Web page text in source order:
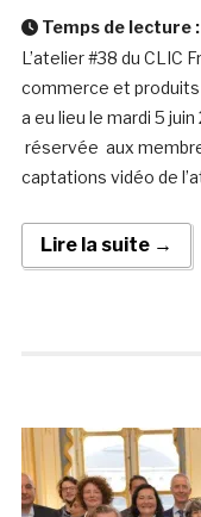
Temps de lecture :
L’atelier #38 du CLIC
commerce et
a eu lieu le mardi 5
réservée aux
captations vidéo de
Lire la suite →